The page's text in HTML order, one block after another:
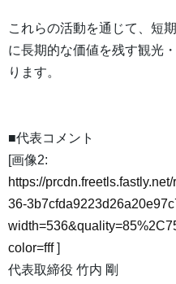
これらの活動を通じて、短
に長期的な価値を残す観光
ります。
■代表コメント
[画像2:
https://
36-
color=fff]
代表取締役 竹内 剛